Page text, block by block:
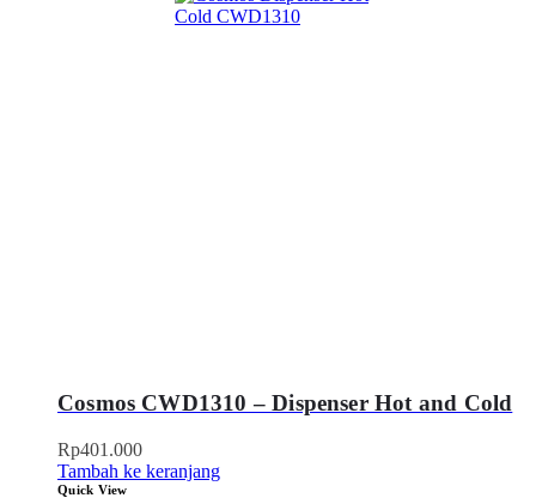
Cosmos CWD1310 – Dispenser Hot and Cold
Rp401.000
Tambah ke keranjang
Quick View